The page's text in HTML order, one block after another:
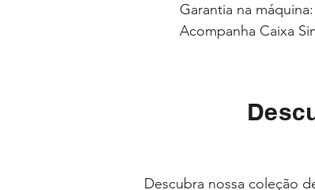
Garantia na
Acompanha Caixa
Descubra nossa coleção